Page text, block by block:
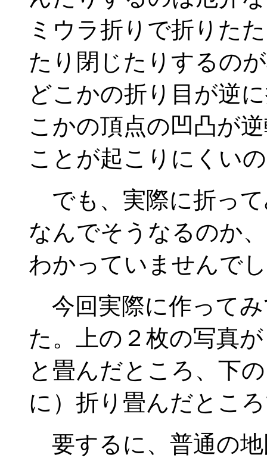
ミウラ折りで折りた
たり閉じたりするの
どこかの折り目が逆
こかの頂点の凹凸が
ことが起こりにくい
でも、実際に折っ
なんでそうなるのか
わかっていませんで
今回実際に作って
た。上の２枚の写真
と畳んだところ、下
に）折り畳んだとこ
要するに、普通の地